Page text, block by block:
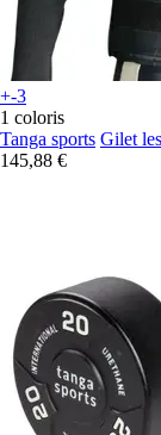
+-3
1 coloris
Tanga sports Gilet
145,88 €